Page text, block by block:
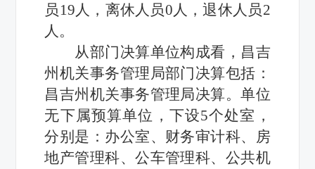
员 19人 ， 离休人员0人，退休人员2
人。
从部门决算单位构成看， 昌吉
州机关事务管理局部门决算包括：
昌吉州机关事务管理局决算。单位
无下属预算单位，下设5个处室，
分别是： 办公室、财务审计科、房
地产管理科、公车管理科、公共机